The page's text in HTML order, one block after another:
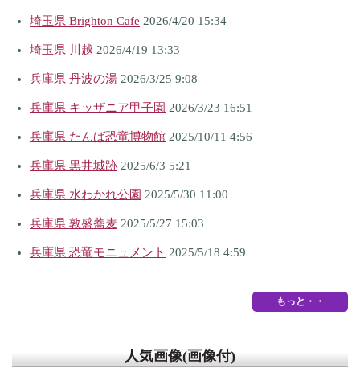
埼玉県 Brighton Cafe 2026/4/20 15:34
埼玉県 川越 2026/4/19 13:33
兵庫県 丹波の湯 2026/3/25 9:08
兵庫県 キッザニア甲子園 2026/3/23 16:51
兵庫県 たんば恐竜博物館 2025/10/11 4:56
兵庫県 黒井城跡 2025/6/3 5:21
兵庫県 水わかれ公園 2025/5/30 11:00
兵庫県 敦盛蕎麦 2025/5/27 15:03
兵庫県 恐竜モニュメント 2025/5/18 4:59
もっと・・
人気画像(画像付)